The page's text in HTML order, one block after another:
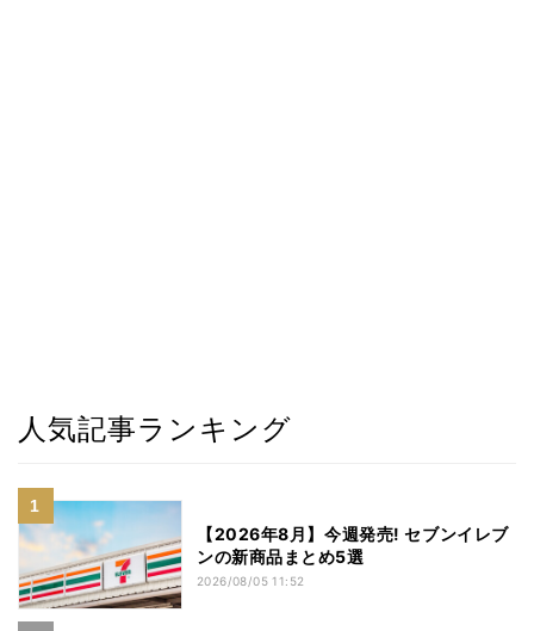
人気記事ランキング
【2026年8月】今週発売! セブンイレブ
ンの新商品まとめ5選
2026/08/05 11:52